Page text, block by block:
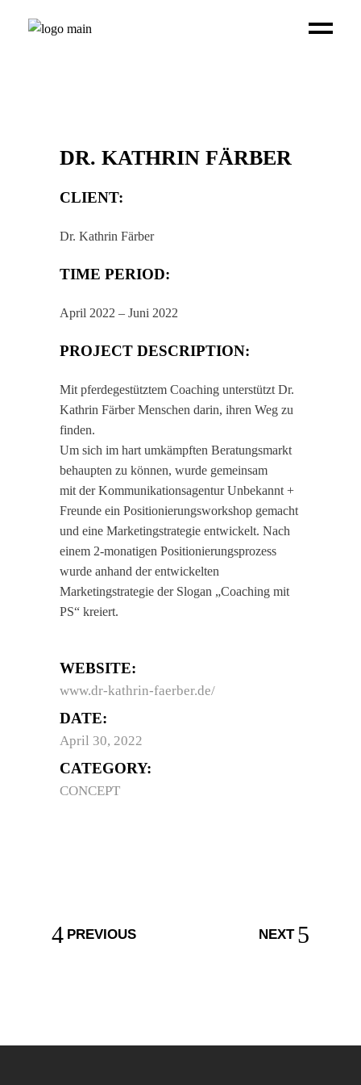
DR. KATHRIN FÄRBER
CLIENT:
Dr. Kathrin Färber
TIME PERIOD:
April 2022 – Juni 2022
PROJECT DESCRIPTION:
Mit pferdegestütztem Coaching unterstützt Dr.
Kathrin Färber Menschen darin, ihren Weg zu
finden.
Um sich im hart umkämpften Beratungsmarkt
behaupten zu können, wurde gemeinsam
mit der Kommunikationsagentur Unbekannt +
Freunde ein Positionierungsworkshop gemacht
und eine Marketingstrategie entwickelt. Nach
einem 2-monatigen Positionierungsprozess
wurde anhand der entwickelten
Marketingstrategie der Slogan „Coaching mit
PS“ kreiert.
WEBSITE:
www.dr-kathrin-faerber.de/
DATE:
April 30, 2022
CATEGORY:
CONCEPT
PREVIOUS NEXT